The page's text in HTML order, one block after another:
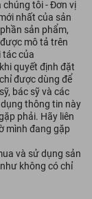
phần của
mẩn đỏ thì cần
hay có vết
nơi có nhiệt
phần
chúng tôi - Đơn vị
nhất của sản
sản phẩm,
mô tả trên
tác của
quyết định đặt
được dùng để
bác sỹ và các
thông tin này
phải. Hãy liên
mình đang gặp
và sử dụng sản
không có chỉ